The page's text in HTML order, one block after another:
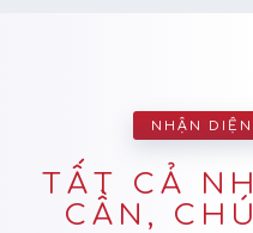
NHẬN
TẤT CẢ
CẦN,